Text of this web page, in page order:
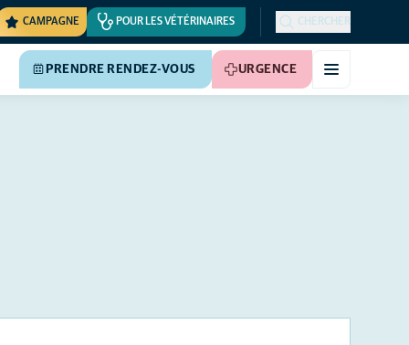
CAMPAGNE POUR LES VÉTÉRINAIRES CHERCHER
PRENDRE RENDEZ-VOUS URGENCE